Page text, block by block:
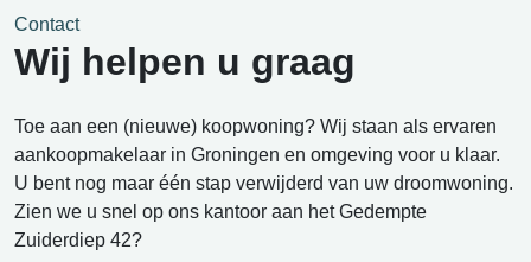
Contact
Wij helpen u graag
Toe aan een (nieuwe) koopwoning? Wij staan als ervaren
aankoopmakelaar in Groningen en omgeving voor u klaar.
U bent nog maar één stap verwijderd van uw droomwoning.
Zien we u snel op ons kantoor aan het Gedempte
Zuiderdiep 42?